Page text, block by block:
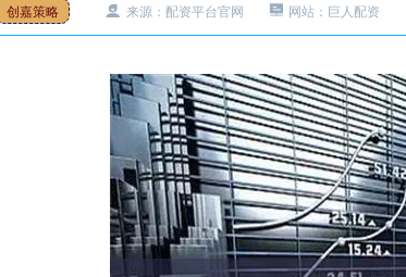
创嘉策略 来源：配资平台官网 网站：巨人配资